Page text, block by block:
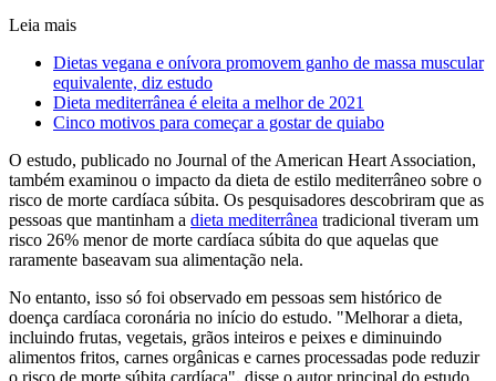
Leia mais
Dietas vegana e onívora promovem ganho de massa muscular
equivalente, diz estudo
Dieta mediterrânea é eleita a melhor de 2021
Cinco motivos para começar a gostar de quiabo
O estudo, publicado no Journal of the American Heart Association,
também examinou o impacto da dieta de estilo mediterrâneo sobre o
risco de morte cardíaca súbita. Os pesquisadores descobriram que as
pessoas que mantinham a dieta mediterrânea tradicional tiveram um
risco 26% menor de morte cardíaca súbita do que aquelas que
raramente baseavam sua alimentação nela.
No entanto, isso só foi observado em pessoas sem histórico de
doença cardíaca coronária no início do estudo. "Melhorar a dieta,
incluindo frutas, vegetais, grãos inteiros e peixes e diminuindo
alimentos fritos, carnes orgânicas e carnes processadas pode reduzir
o risco de morte súbita cardíaca", disse o autor principal do estudo